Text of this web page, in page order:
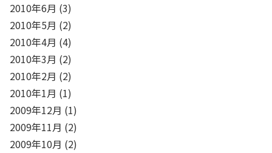
2010年6月 (3)
2010年5月 (2)
2010年4月 (4)
2010年3月 (2)
2010年2月 (2)
2010年1月 (1)
2009年12月 (1)
2009年11月 (2)
2009年10月 (2)